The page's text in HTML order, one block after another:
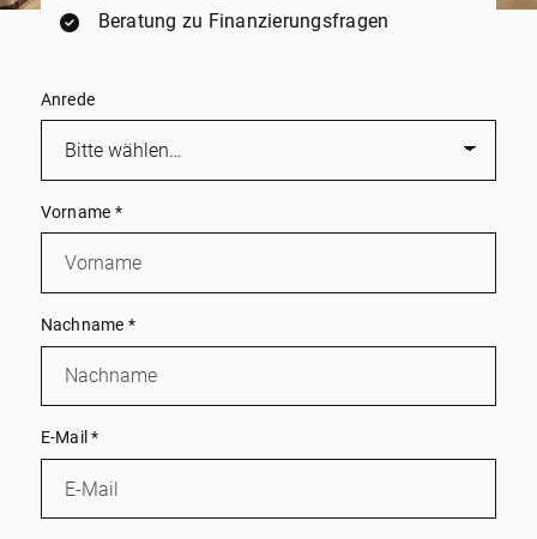
Beratung zu Finanzierungsfragen
Anrede
Vorname *
Nachname *
E-Mail*